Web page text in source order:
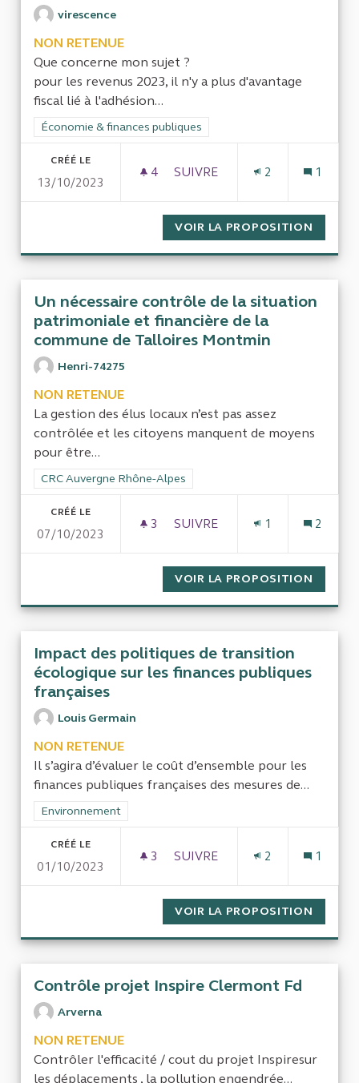
virescence
NON RETENUE
Que concerne mon sujet ?
pour les revenus 2023, il n'y a plus d'avantage
fiscal lié à l'adhésion...
Filtrer les résultats de la catégorie : Économie & finances
Économie & finances publiques
CRÉÉ LE
13/10/2023
4 4 ABONNÉS
SUIVRE
2 1
VOIR LA PROPOSITION
Un nécessaire contrôle de la situation
patrimoniale et financière de la
commune de Talloires Montmin
Henri-74275
NON RETENUE
La gestion des élus locaux n’est pas assez
contrôlée et les citoyens manquent de moyens
pour être...
Filtrer les résultats de la catégorie : CRC Auvergne Rhône-
CRC Auvergne Rhône-Alpes
CRÉÉ LE
07/10/2023
3 3 ABONNÉS
SUIVRE
1 2
VOIR LA PROPOSITION
Impact des politiques de transition
écologique sur les finances publiques
françaises
Louis Germain
NON RETENUE
Il s’agira d’évaluer le coût d’ensemble pour les
finances publiques françaises des mesures de...
Filtrer les résultats de la catégorie : Environnement
Environnement
CRÉÉ LE
01/10/2023
3 3 ABONNÉS
SUIVRE
2 1
VOIR LA PROPOSITION
Contrôle projet Inspire Clermont Fd
Arverna
NON RETENUE
Contrôler l'efficacité / cout du projet Inspiresur
les déplacements , la pollution engendrée...